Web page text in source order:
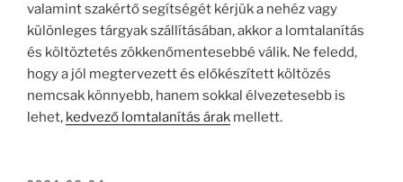
valamint szakértő segítségét kérjük a nehéz vagy
különleges tárgyak szállításában, akkor a lomtalanítás
és költöztetés zökkenőmentesebbé válik. Ne feledd,
hogy a jól megtervezett és előkészített költözés
nemcsak könnyebb, hanem sokkal élvezetesebb is
lehet, kedvező lomtalanítás árak mellett.